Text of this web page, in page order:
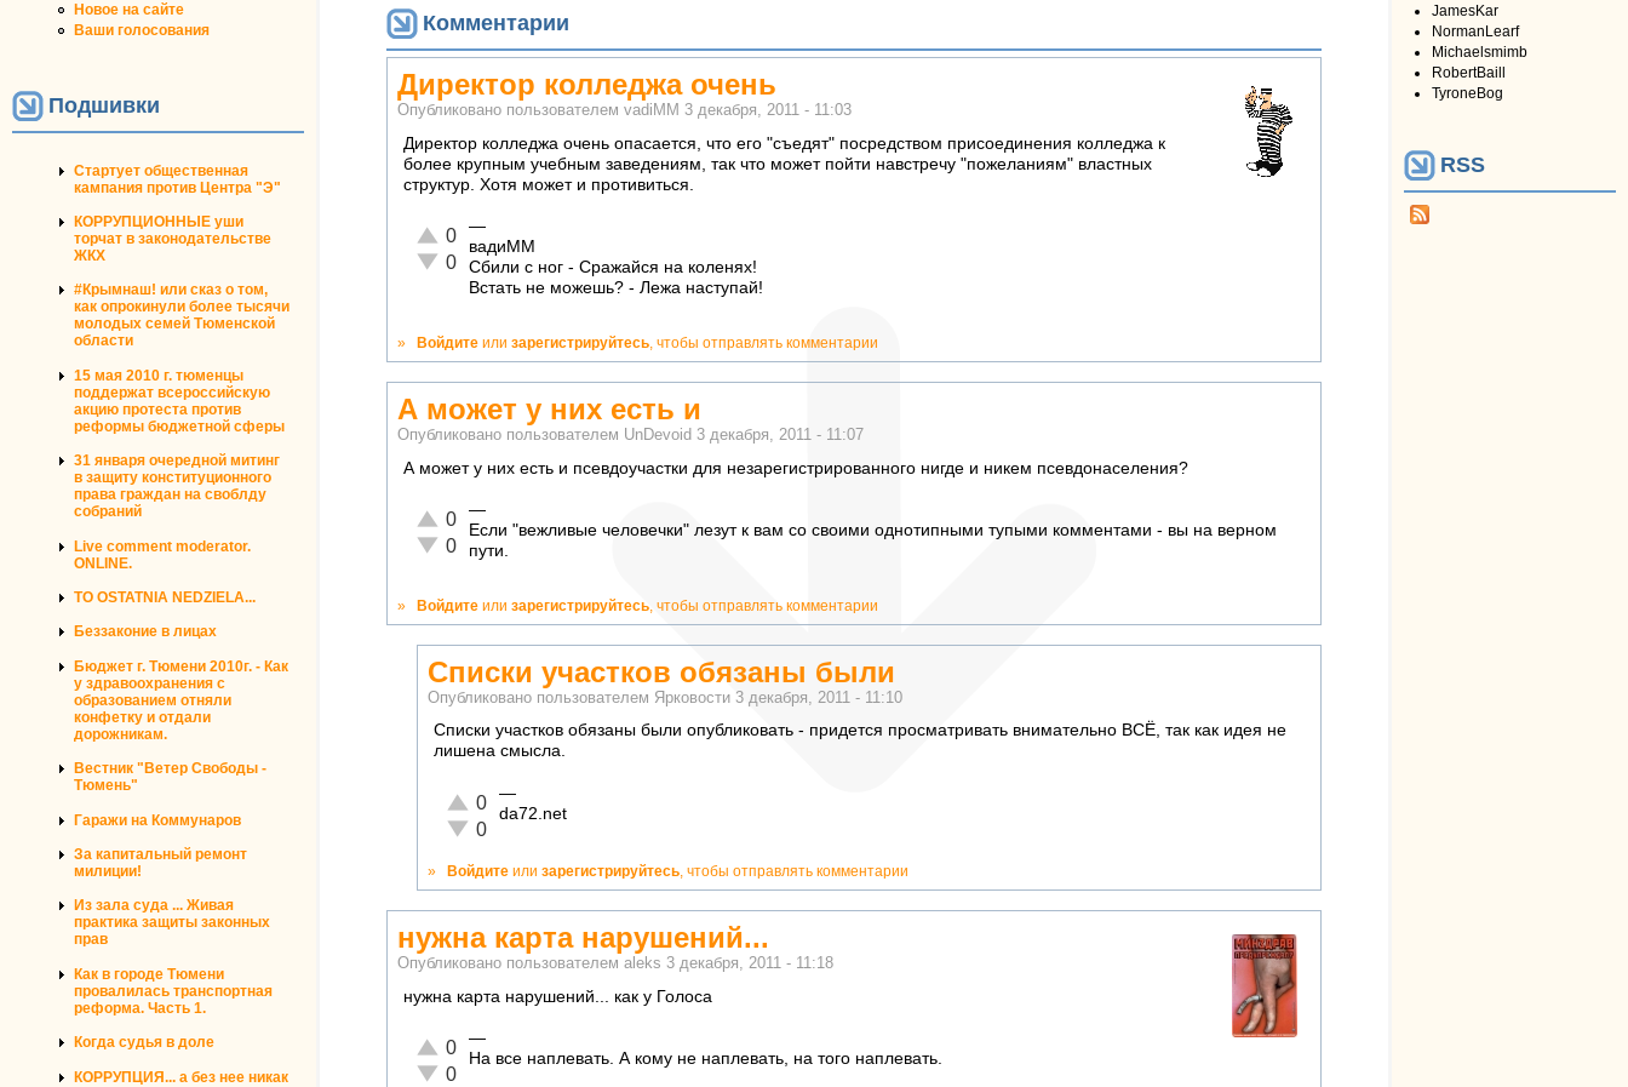
Новое на сайте
Ваши голосования
Подшивки
Стартует общественная
кампания против Центра "Э"
КОРРУПЦИОННЫЕ уши
торчат в законодательстве
ЖКХ
#Крымнаш! или сказ о том,
как опрокинули более тысячи
молодых семей Тюменской
области
15 мая 2010 г. тюменцы
поддержат всероссийскую
акцию протеста против
реформы бюджетной сферы
31 января очередной митинг
в защиту конституционного
права граждан на своблду
собраний
Live comment moderator.
ONLINE.
TO OSTATNIA NEDZIELA...
Беззаконие в лицах
Бюджет г. Тюмени 2010г. - Как
у здравоохранения с
образованием отняли
конфетку и отдали
дорожникам.
Вестник "Ветер Свободы -
Тюмень"
Гаражи на Коммунаров
За капитальный ремонт
милиции!
Из зала суда ... Живая
практика защиты законных
прав
Как в городе Тюмени
провалилась транспортная
реформа. Часть 1.
Когда судья в доле
КОРРУПЦИЯ... а без нее никак
Комментарии
Директор колледжа очень
Опубликовано пользователем vadiMM 3 декабря, 2011 - 11:03
Директор колледжа очень опасается, что его "съедят" посредством присоединения колледжа к
более крупным учебным заведениям, так что может пойти навстречу "пожеланиям" властных
структур. Хотя может и противиться.
Отлично!
0
Неадекватно!
0
—
вадиММ
Сбили с ног - Сражайся на коленях!
Встать не можешь? - Лежа наступай!
» Войдите или зарегистрируйтесь , чтобы отправлять комментарии
А может у них есть и
Опубликовано пользователем UnDevoid 3 декабря, 2011 - 11:07
А может у них есть и псевдоучастки для незарегистрированного нигде и никем псевдонаселения?
Отлично!
0
Неадекватно!
0
—
Если "вежливые человечки" лезут к вам со своими однотипными тупыми комментами - вы на верном
пути.
» Войдите или зарегистрируйтесь , чтобы отправлять комментарии
Списки участков обязаны были
Опубликовано пользователем Ярковости 3 декабря, 2011 - 11:10
Списки участков обязаны были опубликовать - придется просматривать внимательно ВСЁ, так как идея не
лишена смысла.
Отлично!
0
Неадекватно!
0
—
da72.net
» Войдите или зарегистрируйтесь, чтобы отправлять комментарии
нужна карта нарушений...
Опубликовано пользователем aleks 3 декабря, 2011 - 11:18
нужна карта нарушений... как у Голоса
Отлично!
0
Неадекватно!
0
—
На все наплевать. А кому не наплевать, на того наплевать.
JamesKar
NormanLearf
Michaelsmimb
RobertBaill
TyroneBog
RSS